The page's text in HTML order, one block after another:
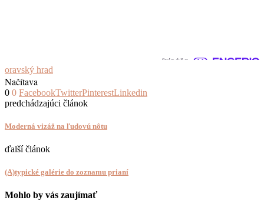
oravský hrad
Načítava
0 0 FacebookTwitterPinterestLinkedin
predchádzajúci článok
Moderná vizáž na ľudovú nôtu
ďalší článok
(A)typické galérie do zoznamu prianí
Mohlo by vás zaujímať